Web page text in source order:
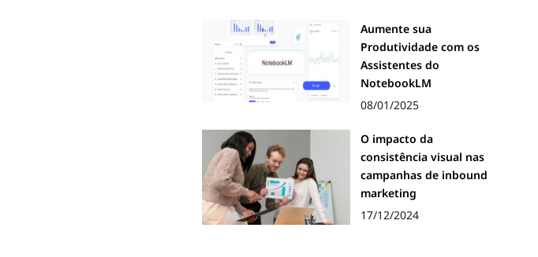
Aumente sua
Produtividade com os
Assistentes do
NotebookLM
08/01/2025
O impacto da
consistência visual nas
campanhas de inbound
marketing
17/12/2024